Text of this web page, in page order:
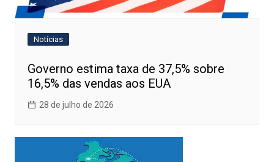
Notícias
Governo estima taxa de 37,5% sobre
16,5% das vendas aos EUA
28 de julho de 2026